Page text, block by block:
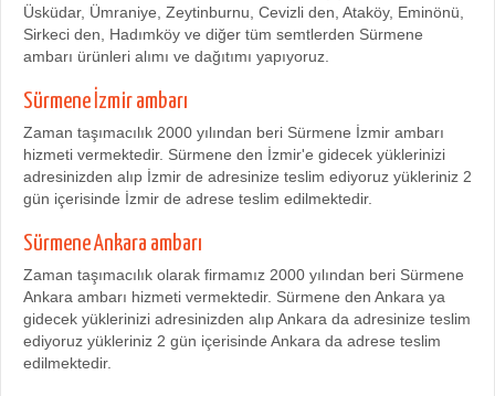
Üsküdar, Ümraniye, Zeytinburnu, Cevizli den, Ataköy, Eminönü,
Sirkeci den, Hadımköy ve diğer tüm semtlerden Sürmene
ambarı ürünleri alımı ve dağıtımı yapıyoruz.
Sürmene İzmir ambarı
Zaman taşımacılık 2000 yılından beri Sürmene İzmir ambarı
hizmeti vermektedir. Sürmene den İzmir'e gidecek yüklerinizi
adresinizden alıp İzmir de adresinize teslim ediyoruz yükleriniz 2
gün içerisinde İzmir de adrese teslim edilmektedir.
Sürmene Ankara ambarı
Zaman taşımacılık olarak firmamız 2000 yılından beri Sürmene
Ankara ambarı hizmeti vermektedir. Sürmene den Ankara ya
gidecek yüklerinizi adresinizden alıp Ankara da adresinize teslim
ediyoruz yükleriniz 2 gün içerisinde Ankara da adrese teslim
edilmektedir.